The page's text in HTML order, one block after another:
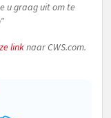
u graag uit om te
linknaar CWS.com.